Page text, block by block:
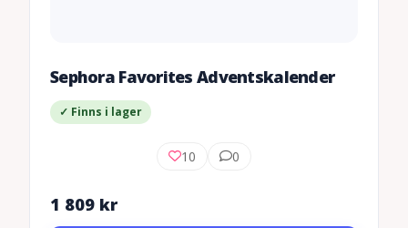
Sephora Favorites Adventskalender
✓ Finns i lager
10 0
1 809 kr